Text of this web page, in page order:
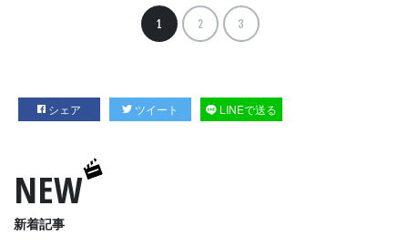
1 2 3
シェア ツイート LINEで送る
NEW
新着記事